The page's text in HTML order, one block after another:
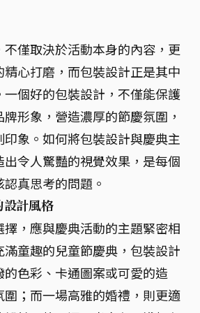
僅取決於活動本身的內容，更
心打磨，而包裝設計正是其中
個好的包裝設計，不僅能保護
形象，營造濃厚的節慶氛圍，
象。如何將包裝設計與慶典主
令人驚豔的視覺效果，是每個
真思考的問題。
計風格
，應與慶典活動的主題緊密相
童趣的兒童節慶典，包裝設計
色彩、卡通圖案或可愛的造
；而一場高雅的婚禮，則更適